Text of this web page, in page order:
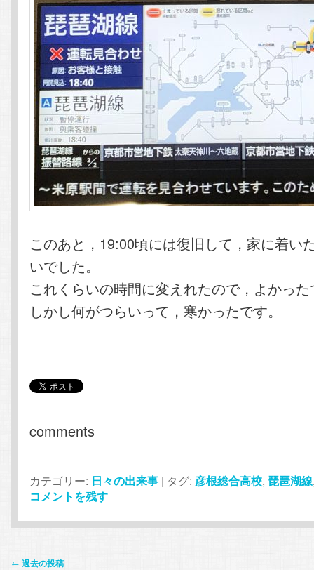
このあと，19:00頃には復旧して，家に着い
いでした。
これくらいの時間に変えれたので，よかっ
しかし何がつらいって，寒かったです。
comments
カテゴリー: 日々の出来事 | タグ: 彦根総合高校, 琵琶湖線
コメントを残す
投
← 過去の投稿